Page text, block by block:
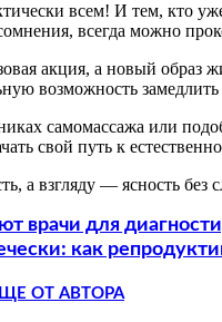
всем! И тем, кто
всегда можно
акция, а новый
возможность замедлить
самомассажа или
свой путь к
а взгляду — ясность без
врачи для
как
ОТ АВТОРА